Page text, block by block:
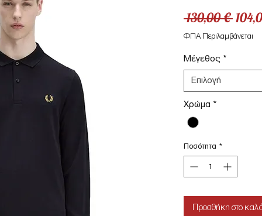
130,00 €
τιμή
ΦΠΑ Περιλαμβάνεται
Μέγεθος *
Επιλογή
Χρώμα *
Ποσότητα *
Προσθήκη στο